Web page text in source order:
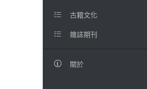
 古籍文化
 雜誌期刊
 關於